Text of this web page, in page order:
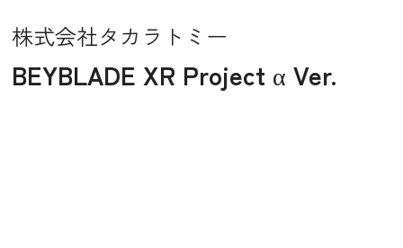
株式会社タカラトミー
BEYBLADE XR Project α Ver.